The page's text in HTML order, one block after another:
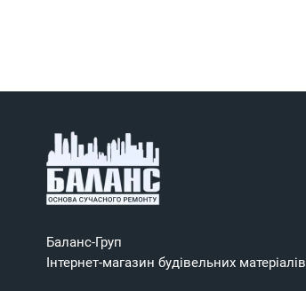
Баланс-Груп
Інтернет-магазин будівельних матеріалів